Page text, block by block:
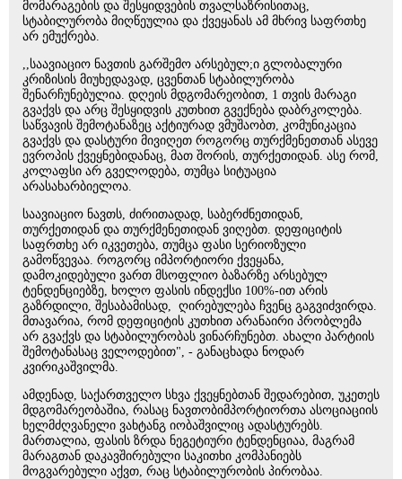
მომარაგების და შესყიდვების თვალსაზრისითაც,
სტაბილურობა მიღწეულია და ქვეყანას ამ მხრივ საფრთხე
არ ემუქრება.
,,საავიაციო ნავთის გარშემო არსებულ;ი გლობალური
კრიზისის მიუხედავად, ცვენთან სტაბილურობა
შენარჩუნებულია. დღეის მდგომარეობით, 1 თვის მარაგი
გვაქვს და არც შესყიდვის კუთხით გვექნება დაბრკოლება.
საწვავის შემოტანაზეც აქტიურად ვმუშაობთ, კომუნიკაცია
გვაქვს და დასტური მივიღეთ როგორც თურქმენეთთან ასევე
ევროპის ქვეყნებიდანაც, მათ შორის, თურქეთიდან. ასე რომ,
კოლაფსი არ გველოდება, თუმცა სიტუაცია
არასახარბიელოა.
საავიაციო ნავთს, ძირითადად, საბერძნეთიდან,
თურქეთიდან და თურქმენეთიდან ვიღებთ. დეფიციტის
საფრთხე არ იკვეთება, თუმცა ფასი სერიოზული
გამოწვევაა. როგორც იმპორტიორი ქვეყანა,
დამოკიდებული ვართ მსოფლიო ბაზარზე არსებულ
ტენდენციებზე, ხოლო ფასის ინდექსი 100%-ით არის
გაზრდილი, შესაბამისად, ღირებულება ჩვენც გაგვიძვირდა.
მთავარია, რომ დეფიციტის კუთხით არანაირი პრობლემა
არ გვაქვს და სტაბილურობას ვინარჩუნებთ. ახალი პარტიის
შემოტანასაც ველოდებით", - განაცხადა ნოდარ
კვირიკაშვილმა.
ამდენად, საქართველო სხვა ქვეყნებთან შედარებით, უკეთეს
მდგომარეობაშია, რასაც ნავთობიმპორტიორთა ასოციაციის
ხელმძღვანელი ვახტანგ იობაშვილიც ადასტურებს.
მართალია, ფასის ზრდა ნეგეტიური ტენდენციაა, მაგრამ
მარაგთან დაკავშირებული საკითხი კომპანიებს
მოგვარებული აქვთ, რაც სტაბილურობის პირობაა.